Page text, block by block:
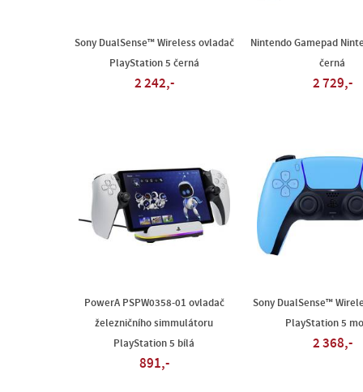
Sony DualSense™ Wireless ovladač
PlayStation 5 černá
2 242,-
Nintendo Gamepad
černá
2 729,-
PowerA PSPW0358-01 ovladač
železničního simmulátoru
PlayStation 5 bílá
891,-
Sony DualSense™
PlayStation 5
2 368,-